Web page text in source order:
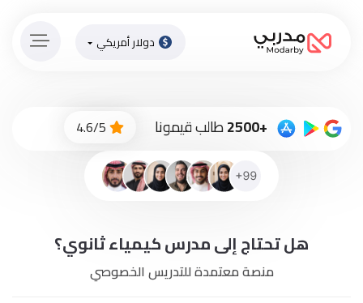
الاّن
دولار أمريكي
+2500 طالب قيمونا 4.6/5
هل تحتاج إلى مدرس كيمياء ثانوي؟
منصة معتمدة للتدريس الخصوصي